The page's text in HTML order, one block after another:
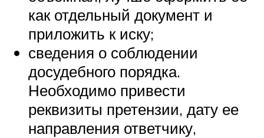
как отдельный документ и
приложить к иску;
сведения о соблюдении
досудебного порядка.
Необходимо привести
реквизиты претензии, дату ее
направления ответчику,